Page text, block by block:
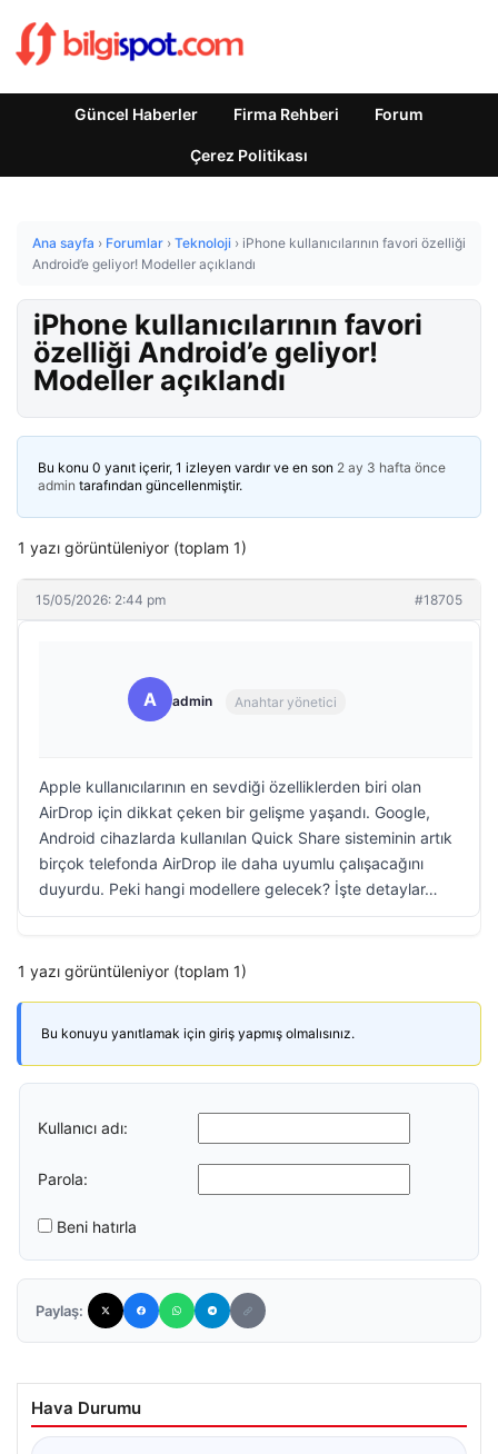
Güncel Haberler Firma Rehberi Forum
Çerez Politikası
Ana sayfa › Forumlar › Teknoloji › iPhone kullanıcılarının favori özelliği
Android’e geliyor! Modeller açıklandı
iPhone kullanıcılarının favori
özelliği Android’e geliyor!
Modeller açıklandı
Bu konu 0 yanıt içerir, 1 izleyen vardır ve en son 2 ay 3 hafta önce
admin tarafından güncellenmiştir.
1 yazı görüntüleniyor (toplam 1)
15/05/2026: 2:44 pm #18705
A admin Anahtar yönetici
Apple kullanıcılarının en sevdiği özelliklerden biri olan
AirDrop için dikkat çeken bir gelişme yaşandı. Google,
Android cihazlarda kullanılan Quick Share sisteminin artık
birçok telefonda AirDrop ile daha uyumlu çalışacağını
duyurdu. Peki hangi modellere gelecek? İşte detaylar…
1 yazı görüntüleniyor (toplam 1)
Bu konuyu yanıtlamak için giriş yapmış olmalısınız.
Kullanıcı adı:
Parola:
Beni hatırla
Paylaş:
Hava Durumu